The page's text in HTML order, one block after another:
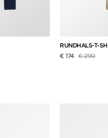
RUNDHALS-T-
€ 174 Preis
€ 290auf